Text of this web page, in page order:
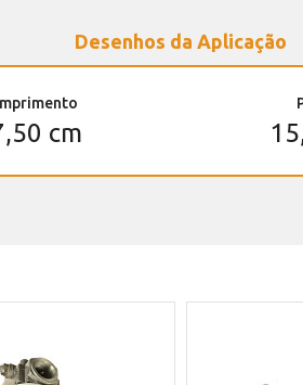
Desenhos da Aplicação
cm